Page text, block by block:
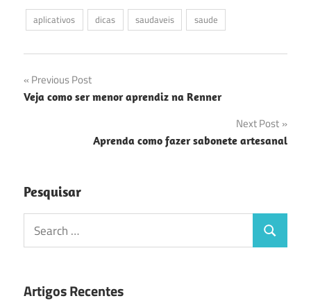
aplicativos dicas saudaveis saude
Navegação
de
Previous Post
Veja como ser menor aprendiz na Renner
Next Post
Aprenda como fazer sabonete artesanal
Pesquisar
Search
for:
Search
Artigos Recentes